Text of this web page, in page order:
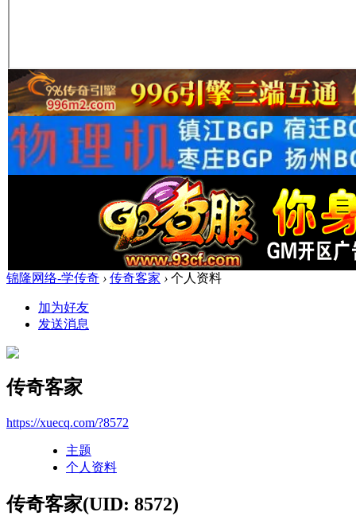
锦隆网络-学传奇 › 传奇客家 › 个人资料
加为好友
发送消息
传奇客家
https://xuecq.com/?8572
主题
个人资料
传奇客家(UID: 8572)